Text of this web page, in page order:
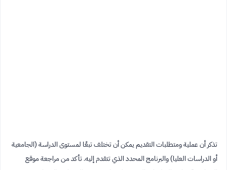
تذكر أن عملية ومتطلبات التقديم يمكن أن تختلف تبعًا لمستوى الدراسة (الجامعية
أو الدراسات العليا) والبرنامج المحدد الذي تتقدم إليه. تأكد من مراجعة موقع